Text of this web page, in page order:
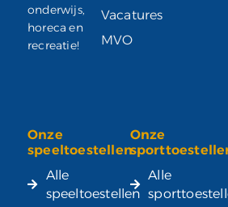
onderwijs,
horeca en
recreatie!
Vacatures
MVO
Onze
speeltoestellen
Alle
speeltoestellen
Onze
Alle